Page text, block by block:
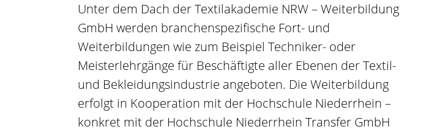
Unter dem Dach der Textilakademie NRW – Weiterbildung
GmbH werden branchenspezifische Fort- und
Weiterbildungen wie zum Beispiel Techniker- oder
Meisterlehrgänge für Beschäftigte aller Ebenen der Textil-
und Bekleidungsindustrie angeboten. Die Weiterbildung
erfolgt in Kooperation mit der Hochschule Niederrhein –
konkret mit der Hochschule Niederrhein Transfer GmbH